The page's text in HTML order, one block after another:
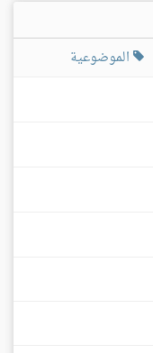
الموضوعية